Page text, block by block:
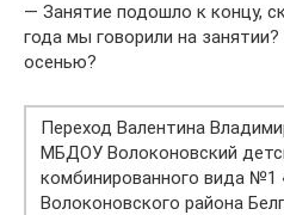
— Занятие подошло к концу,
года мы говорили на
осенью?
Переход Валентина
МБДОУ Волоконовский
комбинированного вида №1
Волоконовского района